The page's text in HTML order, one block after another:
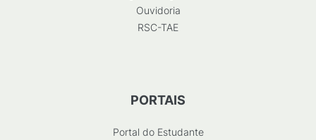
Ouvidoria
RSC-TAE
PORTAIS
Portal do Estudante